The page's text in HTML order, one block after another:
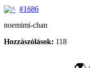
#1686
noemimi-chan
Hozzászólások: 118